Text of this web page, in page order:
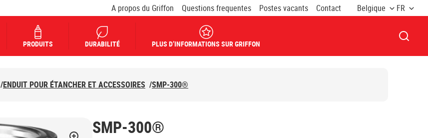
A propos du Griffon Questions frequentes Postes vacants Contact Belgique FR
PRODUITS DURABILITÉ PLUS D’INFORMATIONS SUR GRIFFON
/ENDUIT POUR ÉTANCHER ET ACCESSOIRES /SMP-300®
SMP-300®